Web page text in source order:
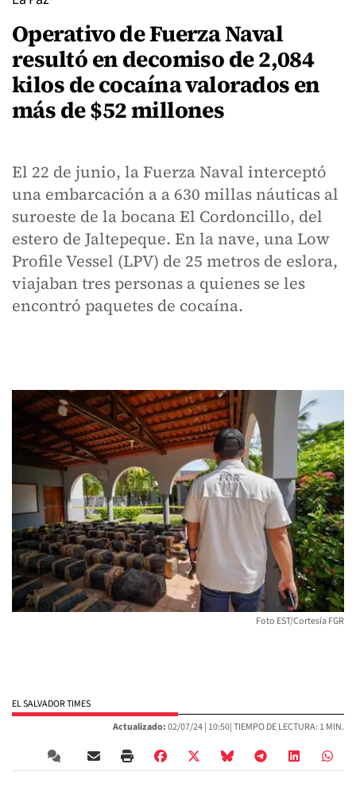
Operativo de Fuerza Naval
resultó en decomiso de 2,084
kilos de cocaína valorados en
más de $52 millones
El 22 de junio, la Fuerza Naval interceptó
una embarcación a a 630 millas náuticas al
suroeste de la bocana El Cordoncillo, del
estero de Jaltepeque. En la nave, una Low
Profile Vessel (LPV) de 25 metros de eslora,
viajaban tres personas a quienes se les
encontró paquetes de cocaína.
Foto EST/Cortesía FGR
EL SALVADOR TIMES
Actualizado:02/07/24 | 10:50| TIEMPO DE LECTURA: 1 MIN.